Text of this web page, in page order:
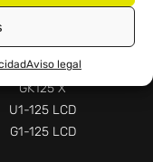
Aviso legal
M125
GK125 X
U1-125 LCD
G1-125 LCD